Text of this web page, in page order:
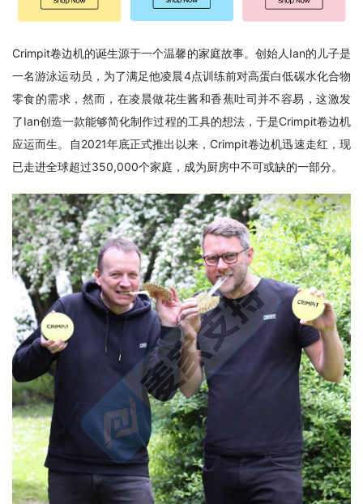
Crimpit卷边机的诞生源于一个温馨的家庭故事。创始人Ian的儿子是
一名游泳运动员，为了满足他凌晨4点训练前对高蛋白低碳水化合物
零食的需求，然而，在凌晨做花生酱和香蕉吐司并不容易，这激发
了Ian创造一款能够简化制作过程的工具的想法，于是Crimpit卷边机
应运而生。自2021年底正式推出以来，Crimpit卷边机迅速走红，现
已走进全球超过350,000个家庭，成为厨房中不可或缺的一部分。